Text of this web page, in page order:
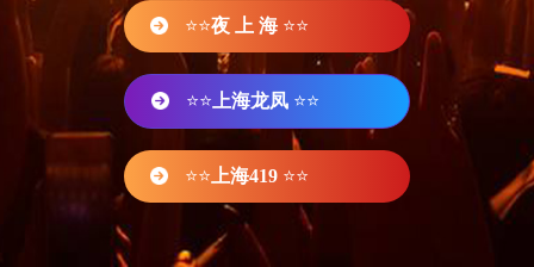
⭐⭐夜 上 海 ⭐⭐
⭐⭐ 上海龙凤 ⭐⭐
⭐⭐ 上海419 ⭐⭐